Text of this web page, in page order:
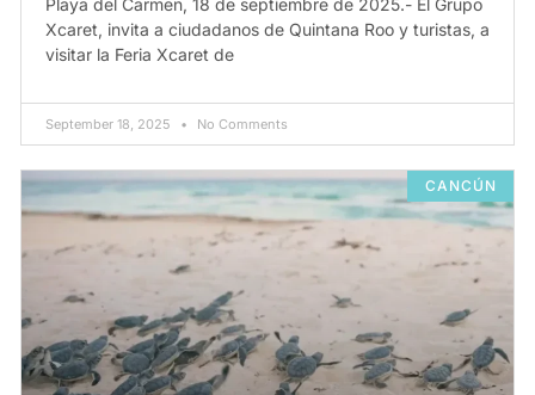
Xcaret, invita a ciudadanos de Quintana Roo y turistas, a
visitar la Feria Xcaret de
September 18, 2025 No Comments
CANCÚN